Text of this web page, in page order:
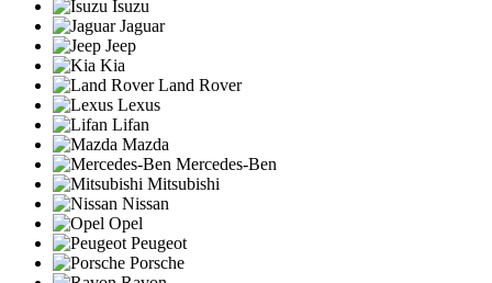
Isuzu
Jaguar
Jeep
Kia
Land Rover
Lexus
Lifan
Mazda
Mercedes-Ben
Mitsubishi
Nissan
Opel
Peugeot
Porsche